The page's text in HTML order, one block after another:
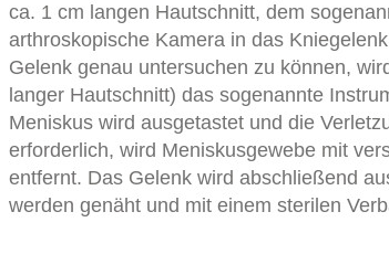
ca. 1 cm langen Hautschnitt, dem
arthroskopische Kamera in das
Gelenk genau untersuchen zu können,
langer Hautschnitt) das sogenannte
Meniskus wird ausgetastet und die
erforderlich, wird Meniskusgewebe mit
entfernt. Das Gelenk wird abschließend
werden genäht und mit einem sterilen